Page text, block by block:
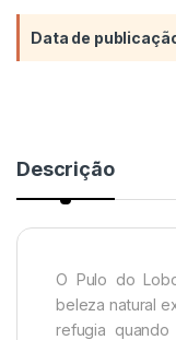
Data de
Descrição
O Pulo do
beleza natural
refugia quando